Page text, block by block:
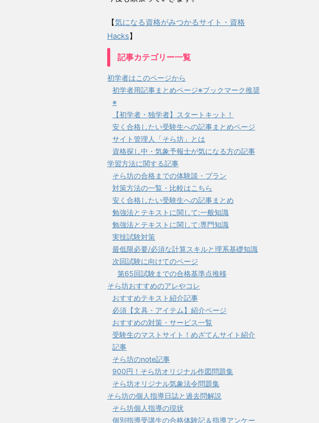
【気になる資格がみつかるサイト・資格
Hacks】
記事カテゴリー一覧
初学者はこのページから
初学者用記事まとめページ※ブックマーク推奨
※
【初学者・独学者】スタートキット！
安く合格したい受験生への記事まとめページ
サイト管理人「そら坊」とは
資格探し中・気象予報士が気になる方の記事
学習方法に関する記事
そら坊の合格までの体験談・プラン
対策方法の一覧・比較はこちら
安く合格したい受験生への記事まとめ
勉強法とテキストに関して:一般知識
勉強法とテキストに関して:専門知識
実技試験対策
最低限必要/必須な計算スキルと理系基礎知識
次回試験に向けてのページ
第65回試験までの合格基準点推移
そら坊おすすめのアレやコレ
おすすめテキスト紹介記事
必須【文具・アイテム】紹介ページ
おすすめの対策・サービス一覧
受験生のマストサイト！めざてんサイト紹介
記事
そら坊のnote記事
900円！そら坊オリジナル作図問題集
そら坊オリジナル気象法令問題集
そら坊の個人指導日誌と過去問解説
そら坊個人指導の現状
個別指導受講生の合格体験記＆指導アンケー